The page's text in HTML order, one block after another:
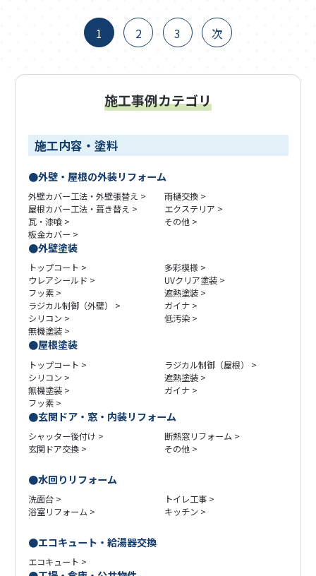
1 2 3 次
施工事例カテゴリ
施工内容・塗料
外壁・屋根の外装リフォーム
外壁カバー工法・外壁張替え
屋根カバー工法・葺き替え
瓦・漆喰
板金カバー
雨樋交換
エクステリア
その他
外壁塗装
トップコート
ウレアシールド
フッ素
ラジカル制御（外壁）
シリコン
無機塗装
多彩模様
UVクリア塗装
遮熱塗装
ガイナ
低汚染
屋根塗装
トップコート
シリコン
無機塗装
フッ素
ラジカル制御（屋根）
遮熱塗装
ガイナ
玄関ドア・窓・内装リフォーム
シャッター後付け
玄関ドア交換
断熱窓リフォーム
その他
水回りリフォーム
洗面台
浴室リフォーム
トイレ工事
キッチン
エコキュート・給湯器交換
エコキュート